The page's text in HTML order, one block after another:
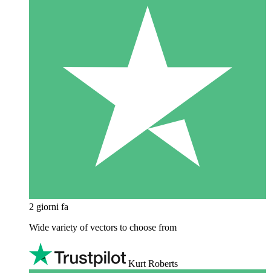
2 giorni fa
Wide variety of vectors to choose from
Kurt Roberts